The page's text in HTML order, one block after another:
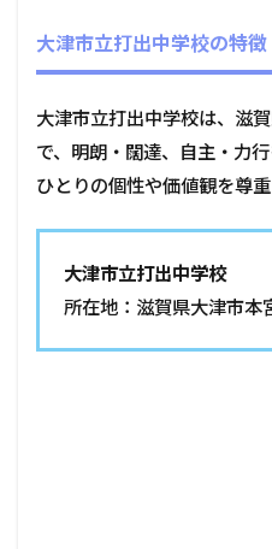
大津市立打出中学校の特
大津市立打出中学校は、滋
で、明朗・闊達、自主・力
ひとりの個性や価値観を尊
大津市立打出中学校
所在地：滋賀県大津市本